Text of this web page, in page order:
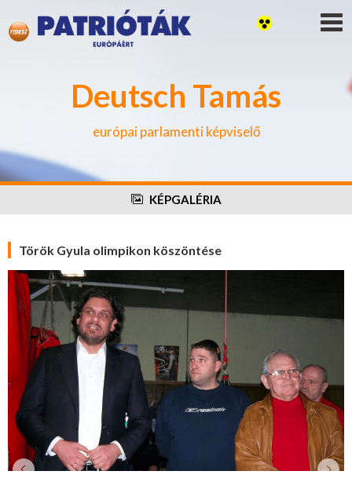
Deutsch Tamás
európai parlamenti képviselő
KÉPGALÉRIA
Török Gyula olimpikon köszöntése